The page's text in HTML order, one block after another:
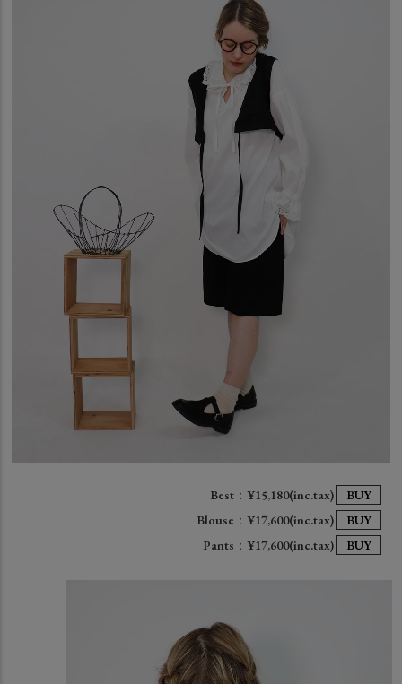
Best：¥15,180(inc.tax)
BUY
Blouse：¥17,600(inc.tax)
BUY
Pants：¥17,600(inc.tax)
BUY